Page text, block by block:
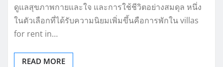
ดูแลสุขภาพกายและใจ และการใช้ชีวิตอย่างสมดุล หนึ่ง
ในตัวเลือกที่ได้รับความนิยมเพิ่มขึ้นคือการพักใน villas
for rent in…
READ MORE